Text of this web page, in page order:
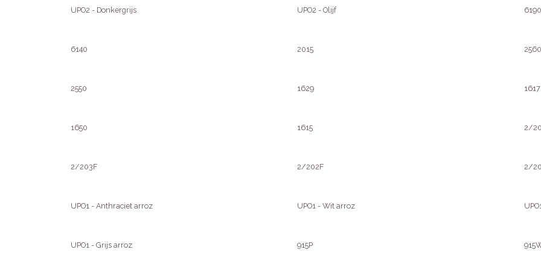
UPO2 - Donkergrijs UPO2 - Olijf 6190
6140 2015 2560
2550 1629 1617
1650 1615 2/
2/203F 2/202F 2/
UPO1 - Anthraciet arroz UPO1 - Wit arroz
UPO1 - Grijs arroz 915P